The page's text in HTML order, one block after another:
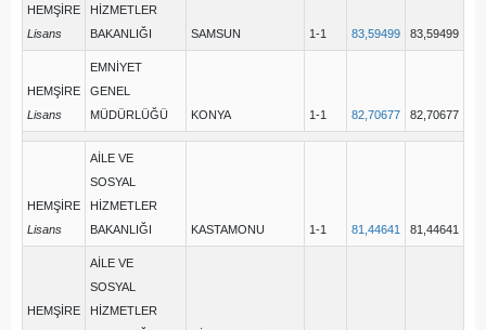
HEMŞİRE
Lisans
HİZMETLER
BAKANLIĞI
SAMSUN 1-1 83,59499 83,59499
HEMŞİRE
Lisans
EMNİYET
GENEL
MÜDÜRLÜĞÜ
KONYA 1-1 82,70677 82,70677
HEMŞİRE
Lisans
AİLE VE
SOSYAL
HİZMETLER
BAKANLIĞI
KASTAMONU 1-1 81,44641 81,44641
HEMŞİRE
AİLE VE
SOSYAL
HİZMETLER